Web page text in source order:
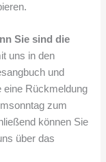
Sie sind die
uns in den
und
eine Rückmeldung
zum
können Sie
über das